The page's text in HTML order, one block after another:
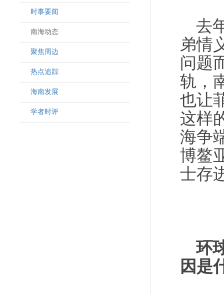
时事要闻
南海动态
聚焦周边
热点追踪
海南发展
学者时评
去
弟情
问题
轨，
也让
这样
海争
博鳌
士存
环
因是